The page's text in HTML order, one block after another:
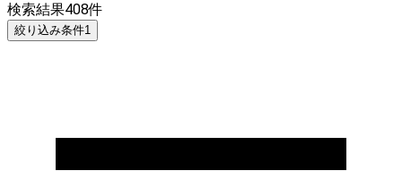
検索結果408件
絞り込み条件1